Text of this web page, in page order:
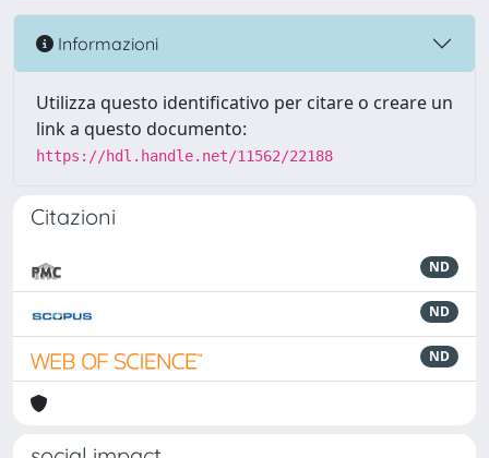
Informazioni
Utilizza questo identificativo per citare o creare un
link a questo documento:
https://hdl.handle.net/11562/22188
Citazioni
ND
ND
ND